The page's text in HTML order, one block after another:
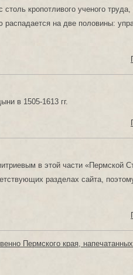
кропотливого ученого труда,
на две половины:
в 1505-1613 гг.
в этой части «Пермской
разделах сайта,
Пермского края,